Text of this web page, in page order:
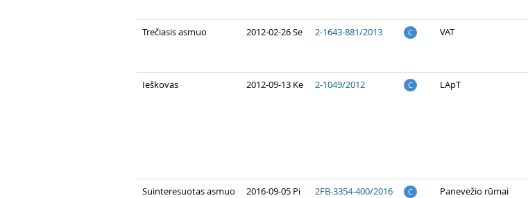
Trečiasis asmuo 2012-02-26 Se 2-1643-881/2013 C VAT
Ieškovas 2012-09-13 Ke 2-1049/2012 C LApT
Suinteresuotas asmuo 2016-09-05 Pi 2FB-3354-400/2016 C Panevėžio rūmai